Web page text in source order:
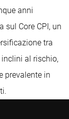
anni
sul Core CPI, un
tra
al rischio,
prevalente in